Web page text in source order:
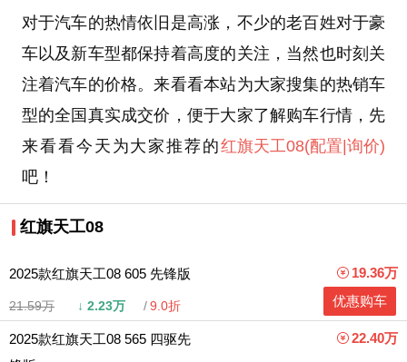
对于汽车的热情依旧是高涨，不少的老百姓对于豪
车以及新车型都保持着高度的关注，当然也时刻关
注着汽车的价格。来看看本站为大家搜集的热销车
型的全国真实成交价，便于大家了解购车行情，先
来看看今天为大家推荐的红旗天工08(配置 |询价)
吧！
红旗天工08
2025款红旗天工08 605 先锋版
21.59万 ↓ 2.23万 9.0折
19.36万
优惠购车
2025款红旗天工08 565 四驱先
22.40万